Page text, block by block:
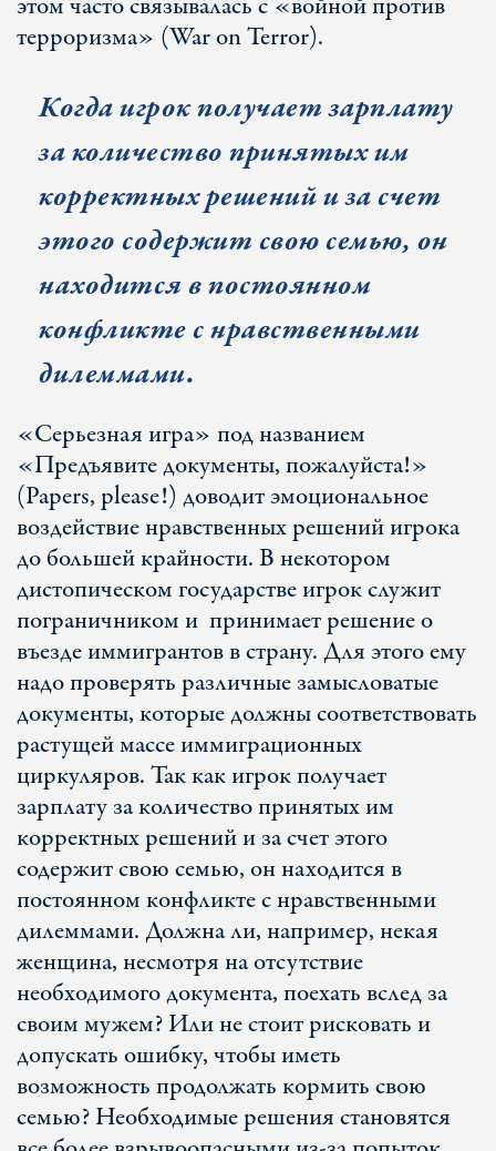
терроризма» (War on Terror).
Когда игрок получает зарплату
за количество принятых им
корректных решений и за счет
этого содержит свою семью, он
находится в постоянном
конфликте с нравственными
дилеммами.
«Серьезная игра» под названием
«Предъявите документы, пожалуйста!»
(Papers, please!) доводит эмоциональное
воздействие нравственных решений игрока
до большей крайности. В некотором
дистопическом государстве игрок служит
пограничником и принимает решение о
въезде иммигрантов в страну. Для этого ему
надо проверять различные замысловатые
документы, которые должны соответствовать
растущей массе иммиграционных
циркуляров. Так как игрок получает
зарплату за количество принятых им
корректных решений и за счет этого
содержит свою семью, он находится в
постоянном конфликте с нравственными
дилеммами. Должна ли, например, некая
женщина, несмотря на отсутствие
необходимого документа, поехать вслед за
своим мужем? Или не стоит рисковать и
допускать ошибку, чтобы иметь
возможность продолжать кормить свою
семью? Необходимые решения становятся